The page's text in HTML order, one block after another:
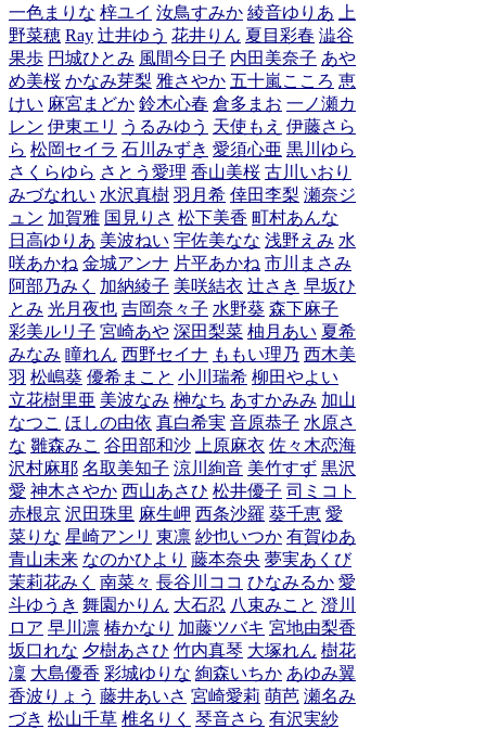
一色まりな 梓ユイ 汝鳥すみか 綾音ゆりあ
上
野菜穂 Ray 辻井ゆう 花井りん 夏目彩春 澁谷
果歩 円城ひとみ 風間今日子 内田美奈子 あや
め美桜 かなみ芽梨 雅さやか 五十嵐こころ 恵
けい 麻宮まどか 鈴木心春 倉多まお 一ノ瀬カ
レン 伊東エリ うるみゆう 天使もえ 伊藤さら
ら 松岡セイラ 石川みずき 愛須心亜 黒川ゆら
さくらゆら さとう愛理 香山美桜 古川いおり
みづなれい 水沢真樹 羽月希 倖田李梨 瀬奈ジ
ュン 加賀雅 国見りさ 松下美香 町村あんな
日高ゆりあ 美波ねい 宇佐美なな 浅野えみ 水
咲あかね 金城アンナ 片平あかね 市川まさみ
阿部乃みく
加納綾子 美咲結衣 辻さき 早坂ひ
とみ 光月夜也 吉岡奈々子 水野葵 森下麻子
彩美ルリ子 宮崎あや 深田梨菜 柚月あい 夏希
みなみ 瞳れん 西野セイナ ももい理乃 西木美
羽 松嶋葵 優希まこと 小川瑞希 柳田やよい
立花樹里亜 美波なみ 榊なち あすかみみ 加山
なつこ ほしの由依 真白希実 音原恭子 水原さ
な 雛森みこ 谷田部和沙 上原麻衣 佐々木恋海
沢村麻耶 名取美知子 涼川絢音 美竹すず 黒沢
愛 神木さやか 西山あさひ 松井優子 司ミコト
赤根京 沢田珠里 麻生岬 西条沙羅 葵千恵 愛
菜りな 星崎アンリ 東凛 紗也いつか 有賀ゆあ
青山未来 なのかひより 藤本奈央 夢実あくび
茉莉花みく 南菜々 長谷川ココ ひなみるか 愛
斗ゆうき 舞園かりん 大石忍 八束みこと 澄川
ロア 早川凛 椿かなり 加藤ツバキ 宮地由梨香
坂口れな 夕樹あさひ 竹内真琴 大塚れん 樹花
凜 大島優香 彩城ゆりな 絢森いちか あゆみ翼
香波りょう 藤井あいさ 宮崎愛莉 萌芭 瀬名み
づき 松山千草 椎名りく 琴音さら 有沢実紗